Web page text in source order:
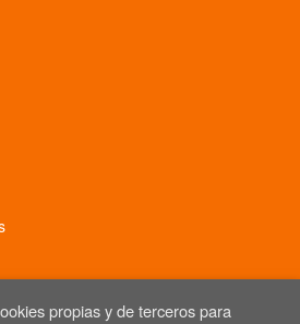
propias y de terceros para